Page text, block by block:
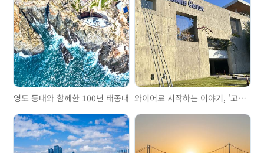
영도 등대와 함께한 100년 태종대 와이어로 시작하는 이야기, '고려제강기념관'을 걷다